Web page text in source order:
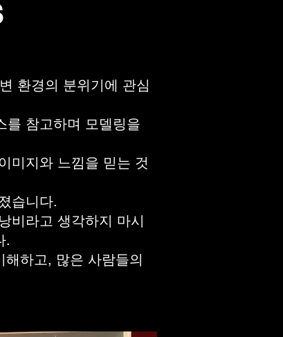
환경의 분위기에 관심
를 참고하며 모델링을
미지와 느낌을 믿는 것
습니다.
비라고 생각하지 마시
.
하고, 많은 사람들의